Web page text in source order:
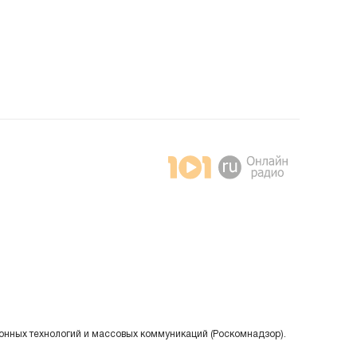
технологий и массовых коммуникаций (Роскомнадзор).